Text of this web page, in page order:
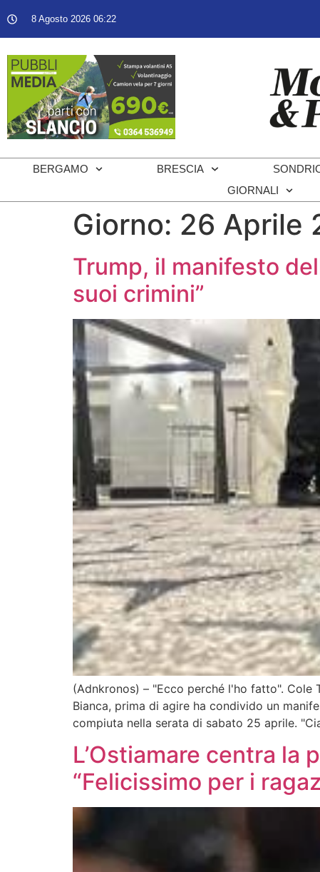
8 Agosto 2026 06:22
BERGAMO BRESCIA
GIORNALI
Giorno: 26 Aprile
Trump, il manifesto
suoi crimini”
(Adnkronos) – "Ecco perché l'ho fatto". Cole
Bianca, prima di agire ha condivido un
compiuta nella serata di sabato 25 aprile.
L’Ostiamare centra la
“Felicissimo per i